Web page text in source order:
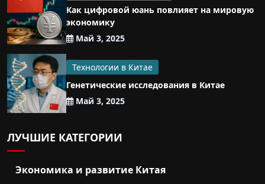
Как цифровой юань повлияет на мировую
экономику
Май 3, 2025
Технологии в Китае
Генетические исследования в Китае
Май 3, 2025
ЛУЧШИЕ КАТЕГОРИИ
Экономика и развитие Китая